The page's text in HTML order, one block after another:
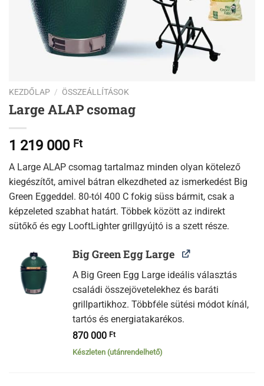
KEZDŐLAP / ÖSSZEÁLLÍTÁSOK
Large ALAP csomag
1 219 000 Ft
A Large ALAP csomag tartalmaz minden olyan kötelező
kiegészítőt, amivel bátran elkezdheted az ismerkedést Big
Green Eggeddel. 80-tól 400 C fokig süss bármit, csak a
képzeleted szabhat határt. Többek között az indirekt
sütőkő és egy LooftLighter grillgyújtó is a szett része.
Big Green Egg Large
A Big Green Egg Large ideális választás
családi összejövetelekhez és baráti
grillpartikhoz. Többféle sütési módot kínál,
tartós és energiatakarékos.
870 000 Ft
Készleten (utánrendelhető)